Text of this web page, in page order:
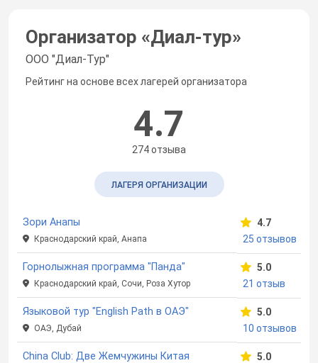
Организатор «Диал-тур»
ООО "Диал-Тур"
Рейтинг на основе всех лагерей организатора
4.7
274 отзыва
ЛАГЕРЯ ОРГАНИЗАЦИИ
Зори Анапы
Краснодарский край, Анапа
4.7
25 отзывов
Горнолыжная программа "Панда"
Краснодарский край, Сочи, Роза Хутор
5.0
21 отзыв
Языковой тур "English Path в ОАЭ"
ОАЭ, Дубай
5.0
10 отзывов
China Club: Две Жемчужины Китая
5.0